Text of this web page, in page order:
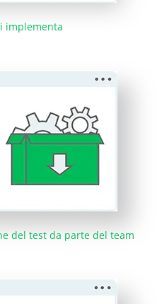
implementa
del test da parte del team